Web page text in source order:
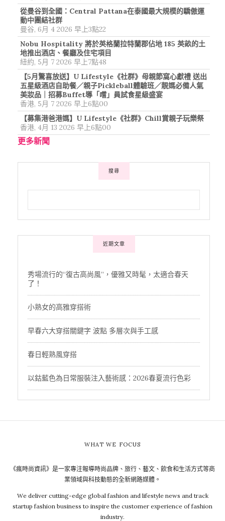
從曼谷到全國：Central Pattana在泰國最大規模的驕傲運
動中團結社群
曼谷, 6月 4 2026 早上3點22
Nobu Hospitality 將於英格蘭拉特蘭郡佔地 185 英畝的土
地推出酒店、餐廳及住宅項目
紐約, 5月 7 2026 早上7點48
【5月驚喜放送】U Lifestyle《社群》母親節窩心獻禮 送出
五星級酒店自助餐／親子Pickleball體驗班／靚媽必備人氣
美妝品｜招募Buffet導「嚐」員試食星級盛宴
香港, 5月 7 2026 早上6點00
【募集港爸港媽】U Lifestyle《社群》Chill賞親子玩樂祭
香港, 4月 13 2026 早上6點00
更多新聞
搜尋
近期文章
秀場流行的“復古高尚風”，優雅又時髦，太適合春天
了！
小熟女的高雅穿搭術
早春六大穿搭關鍵字 波點 多層次與手工感
春日輕熟風穿搭
以鈷藍色為日常服裝注入藝術感：2026春夏流行色彩
WHAT WE FOCUS
《瘋時尚資訊》是一家專注報導時尚品牌、旅行、藝文、飲食和生活方式等商
業領域與科技動態的全新網路媒體。
We deliver cutting-edge global fashion and lifestyle news and track
startup fashion business to inspire the customer experience of fashion
industry.